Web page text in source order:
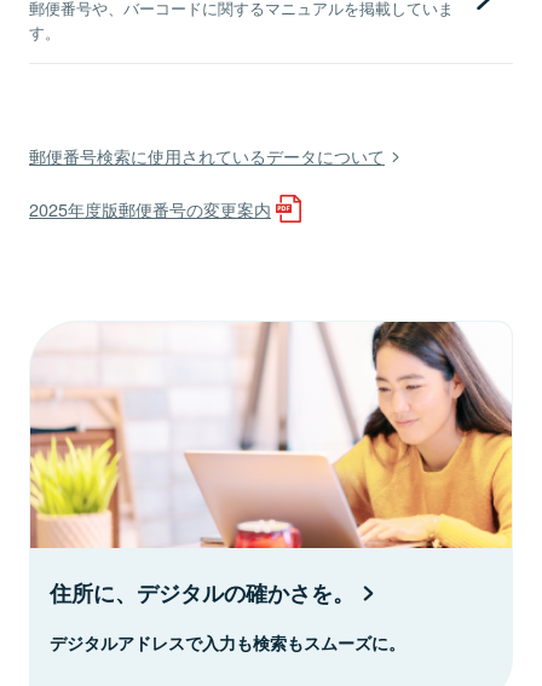
郵便番号や、バーコードに関するマニュアルを掲載していま
す。
郵便番号検索に使用されているデータについて
2025年度版郵便番号の変更案内
住所に、デジタルの確かさを。
デジタルアドレスで入力も検索もスムーズに。